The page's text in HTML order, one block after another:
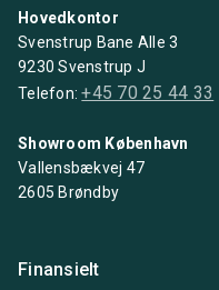
Hovedkontor
Svenstrup Bane Alle 3
9230 Svenstrup J
Telefon:+45 70 25 44 33
Showroom København
Vallensbækvej 47
2605 Brøndby
Finansielt